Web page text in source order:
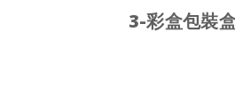
3-彩盒包裝